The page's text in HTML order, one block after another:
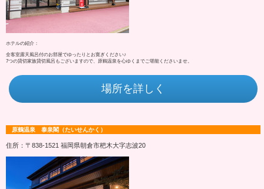
ホテルの紹介：
全客室露天風呂付のお部屋でゆったりとお寛ぎください♪
7つの貸切家族貸切風呂もございますので、原鶴温泉を心ゆくまでご堪能くださいませ。
場所を詳しく
原鶴温泉 泰泉閣（たいせんかく）
住所：〒838-1521 福岡県朝倉市杷木大字志波20